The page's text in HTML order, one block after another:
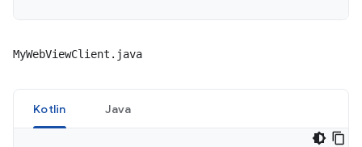
MyWebViewClient.java
Kotlin Java